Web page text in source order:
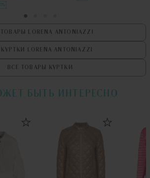
ТОВАРЫ LORENA ANTONIAZZI
КУРТКИ LORENA ANTONIAZZI
ВСЕ ТОВАРЫ КУРТКИ
БЫТЬ ИНТЕРЕСНО